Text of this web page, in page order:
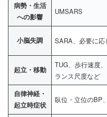
病勢・生活
への影響
UMSARS
小脳失調 SARA、必要に応
起立・移動
TUG、歩行速度
ランス尺度など
自律神経・
起立時症状
臥位・立位のBP